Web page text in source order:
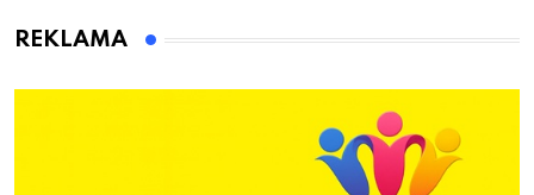
dzieci
REKLAMA